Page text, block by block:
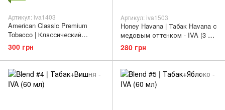
Артикул: iva1403
American Classic Premium
Tobacco | Классический
American Blend - IVA (3 мг | 60
мл)
300 грн
Артикул: iva1503
Honey Havana | Табак Havana с
медовым оттенком - IVA (3 мг
| 60 мл)
280 грн